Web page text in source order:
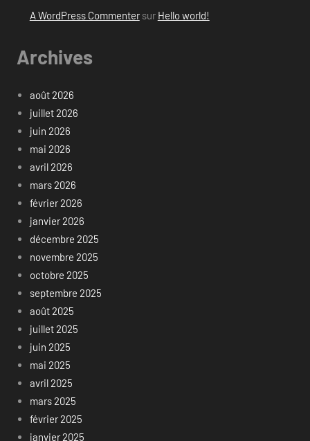
A WordPress Commentersur Hello world!
Archives
août 2026
juillet 2026
juin 2026
mai 2026
avril 2026
mars 2026
février 2026
janvier 2026
décembre 2025
novembre 2025
octobre 2025
septembre 2025
août 2025
juillet 2025
juin 2025
mai 2025
avril 2025
mars 2025
février 2025
janvier 2025